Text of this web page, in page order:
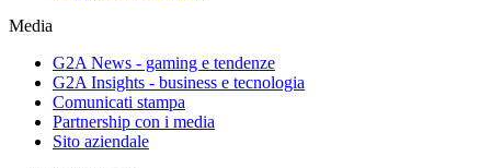
Media
G2A News - gaming e tendenze
G2A Insights - business e tecnologia
Comunicati stampa
Partnership con i media
Sito aziendale